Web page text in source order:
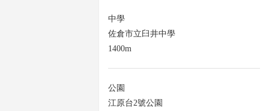
中學
佐倉市立臼井中學
1400m
公園
江原台2號公園